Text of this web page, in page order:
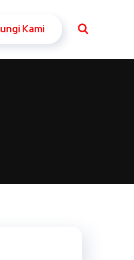
Kami